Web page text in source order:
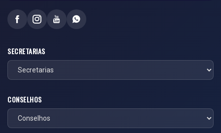
SECRETARIAS
CONSELHOS